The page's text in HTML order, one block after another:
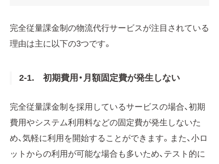
完全従量課金制の物流代行サービスが注目されている
理由は主に以下の3つです。
2-1. 初期費用・月額固定費が発生しない
完全従量課金制を採用しているサービスの場合、初期
費用やシステム利用料などの固定費が発生しないた
め、気軽に利用を開始することができます。また、小ロ
ットからの利用が可能な場合も多いため、テスト的に